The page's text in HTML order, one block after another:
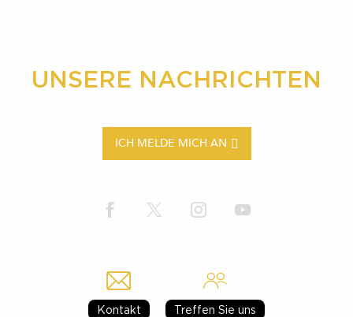
UNSERE NACHRICHTEN
ICH MELDE MICH AN
Kontakt Treffen Sie uns